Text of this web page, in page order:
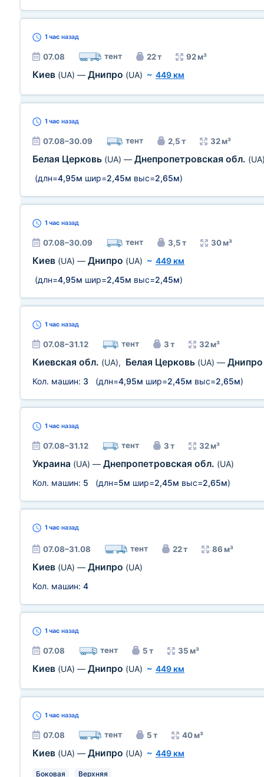
1 час назад
07.08 тент 22 т 92 м³
Киев (UA) — Днипро (UA) ~ 449 км
1 час назад
07.08–30.09 тент 2,5 т 32 м³
Белая Церковь (UA) — Днепропетровская обл.
(длн=4,95м шир=2,45м выс=2,65м)
1 час назад
07.08–30.09 тент 3,5 т 30 м³
Киев (UA) — Днипро (UA) ~ 449 км
(длн=4,95м шир=2,45м выс=2,45м)
1 час назад
07.08–31.12 тент 3 т 32 м³
Киевская обл. (UA), Белая Церковь (UA) —
Кол. машин: 3 (длн=4,95м шир=2,45м выс=2,65м)
1 час назад
07.08–31.12 тент 3 т 32 м³
Украина (UA) — Днепропетровская обл. (UA)
Кол. машин: 5 (длн=5м шир=2,45м выс=2,65м)
1 час назад
07.08–31.08 тент 22 т 86 м³
Киев (UA) — Днипро (UA)
Кол. машин: 4
1 час назад
07.08 тент 5 т 35 м³
Киев (UA) — Днипро (UA) ~ 449 км
1 час назад
07.08 тент 5 т 40 м³
Киев (UA) — Днипро (UA) ~ 449 км
Боковая Верхняя